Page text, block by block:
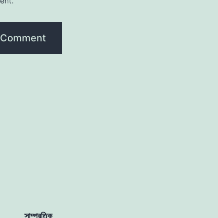
সাম্প্রতিক